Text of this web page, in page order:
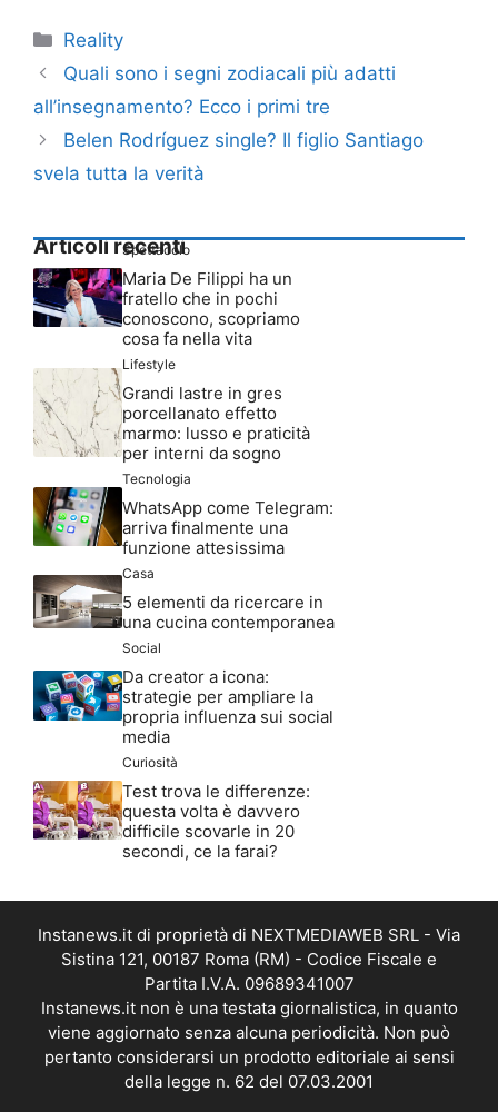
Quali sono i segni zodiacali più adatti
all’insegnamento? Ecco i primi tre
Belen Rodríguez single? Il figlio Santiago
svela tutta la verità
Maria De Filippi ha un
fratello che in pochi
conoscono, scopriamo
cosa fa nella vita
Lifestyle
Grandi lastre in gres
porcellanato effetto
marmo: lusso e praticità
per interni da sogno
Tecnologia
WhatsApp come Telegram:
arriva finalmente una
funzione attesissima
Casa
5 elementi da ricercare in
una cucina contemporanea
Social
Da creator a icona:
strategie per ampliare la
propria influenza sui social
media
Curiosità
Test trova le differenze:
questa volta è davvero
difficile scovarle in 20
secondi, ce la farai?
Sistina 121, 00187 Roma (RM) - Codice Fiscale e
Partita I.V.A. 09689341007
Instanews.it non è una testata giornalistica, in quanto
viene aggiornato senza alcuna periodicità. Non può
pertanto considerarsi un prodotto editoriale ai sensi
della legge n. 62 del 07.03.2001